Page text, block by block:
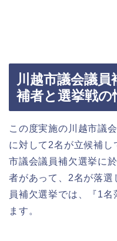
川越市議会議
補者と選挙戦の
この度実施の川越市議
に対して2名が立候補
市議会議員補欠選挙に
者があって、2名が落選
員補欠選挙では、『1
ます。